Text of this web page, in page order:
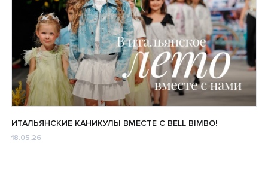
18.05.26
ИТАЛЬЯНСКИЕ КАНИКУЛЫ ВМЕСТЕ С BELL BIMBO!